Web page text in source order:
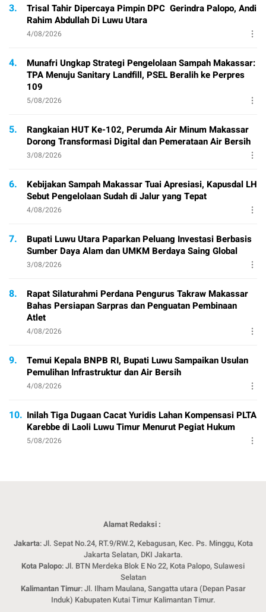
3.
Trisal Tahir Dipercaya Pimpin DPC Gerindra Palopo, Andi
Rahim Abdullah Di Luwu Utara
4/08/2026
4.
Munafri Ungkap Strategi Pengelolaan Sampah Makassar:
TPA Menuju Sanitary Landfill, PSEL Beralih ke Perpres
109
5/08/2026
5.
Rangkaian HUT Ke-102, Perumda Air Minum Makassar
Dorong Transformasi Digital dan Pemerataan Air Bersih
3/08/2026
6.
Kebijakan Sampah Makassar Tuai Apresiasi, Kapusdal LH
Sebut Pengelolaan Sudah di Jalur yang Tepat
4/08/2026
7.
Bupati Luwu Utara Paparkan Peluang Investasi Berbasis
Sumber Daya Alam dan UMKM Berdaya Saing Global
3/08/2026
8.
Rapat Silaturahmi Perdana Pengurus Takraw Makassar
Bahas Persiapan Sarpras dan Penguatan Pembinaan
Atlet
4/08/2026
9.
Temui Kepala BNPB RI, Bupati Luwu Sampaikan Usulan
Pemulihan Infrastruktur dan Air Bersih
4/08/2026
10. Inilah Tiga Dugaan Cacat Yuridis Lahan Kompensasi PLTA
Karebbe di Laoli Luwu Timur Menurut Pegiat Hukum
5/08/2026
Alamat Redaksi :
Jakarta: Jl. Sepat No.24, RT.9/RW.2, Kebagusan, Kec. Ps. Minggu, Kota
Jakarta Selatan, DKI Jakarta.
Kota Palopo: Jl. BTN Merdeka Blok E No 22, Kota Palopo, Sulawesi
Selatan
Kalimantan Timur: Jl. Ilham Maulana, Sangatta utara (Depan Pasar
Induk) Kabupaten Kutai Timur Kalimantan Timur.